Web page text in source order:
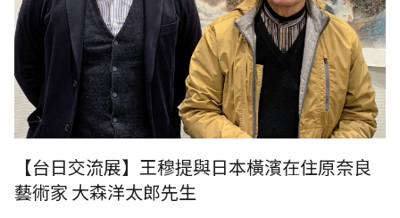
【台日交流展】王穆提與日本橫濱在住原奈良
藝術家 大森洋太郎先生